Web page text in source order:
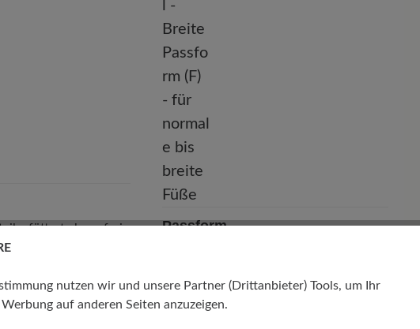
chromfrei
Passform
nutzen wir und unsere Partner (Drittanbieter) Tools, um Ihr
auf anderen Seiten anzuzeigen.